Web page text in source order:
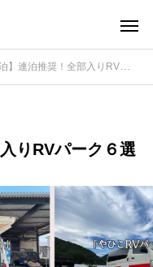
】連泊推奨！全部入りRVパーク６選
りRVパーク６選